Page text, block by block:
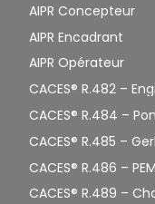
AIPR Concepteur
AIPR Encadrant
AIPR Opérateur
CACES® R.482 –
CACES® R.484 –
CACES® R.485 –
CACES® R.486 –
CACES® R.489 –